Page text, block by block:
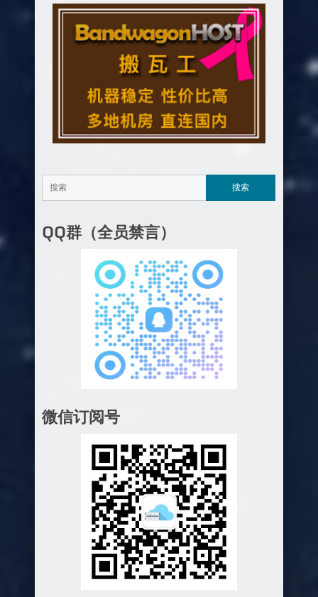
QQ群（全员禁言）
微信订阅号